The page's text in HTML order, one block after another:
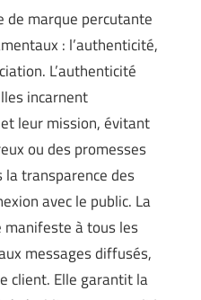
marque percutante
: l’authenticité,
L’authenticité
incarnent
leur mission, évitant
ou des promesses
la transparence des
avec le public. La
manifeste à tous les
messages diffusés,
client. Elle garantit la